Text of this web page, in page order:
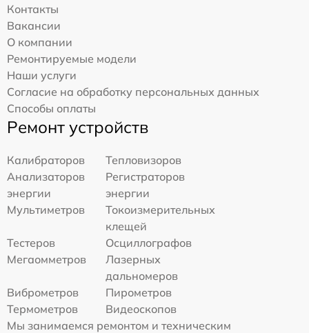
Контакты
Вакансии
О компании
Ремонтируемые модели
Наши услуги
Согласие на обработку персональных данных
Способы оплаты
Ремонт устройств
Калибраторов
Тепловизоров
Анализаторов
энергии
Регистраторов
энергии
Мультиметров
Токоизмерительных
клещей
Тестеров
Осциллографов
Мегаомметров
Лазерных
дальномеров
Виброметров
Пирометров
Термометров
Видеоскопов
Мы занимаемся ремонтом и техническим